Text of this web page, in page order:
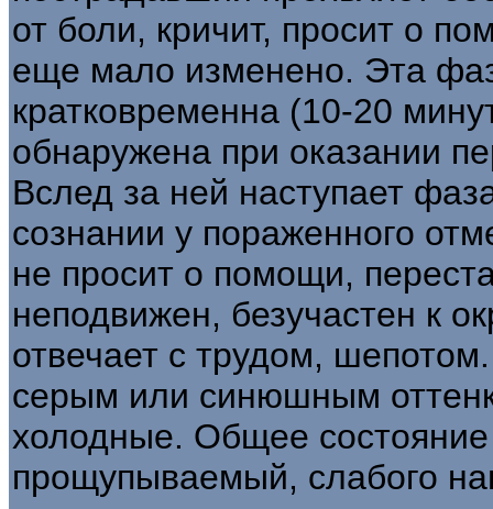
от боли, кричит, просит о
еще мало изменено. Эта
кратковременна (10-20
обнаружена при оказании
Вслед за ней наступает
сознании у пораженного
не просит о помощи,
неподвижен, безучастен к
отвечает с трудом,
серым или синюшным
холодные. Общее
прощупываемый, слабого